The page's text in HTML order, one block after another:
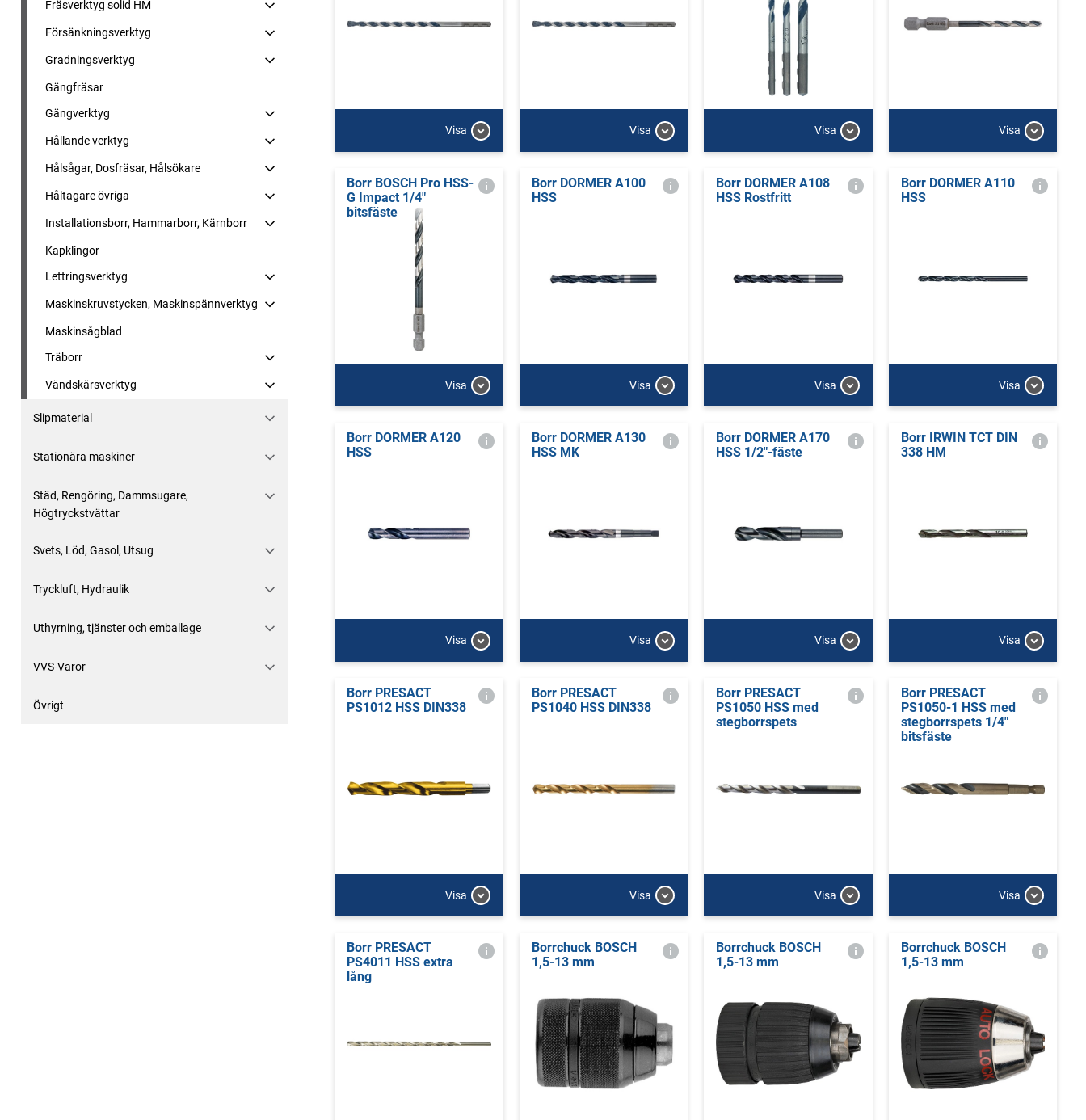
Fräsverktyg solid HM
Försänkningsverktyg
Gradningsverktyg
Gängfräsar
Gängverktyg
Hållande verktyg
Hålsågar, Dosfräsar, Hålsökare
Håltagare övriga
Installationsborr, Hammarborr, Kärnborr
Kapklingor
Lettringsverktyg
Maskinskruvstycken, Maskinspännverktyg
Maskinsågblad
Träborr
Vändskärsverktyg
Slipmaterial
Stationära maskiner
Städ, Rengöring, Dammsugare,
Högtryckstvättar
Svets, Löd, Gasol, Utsug
Tryckluft, Hydraulik
Uthyrning, tjänster och emballage
VVS-Varor
Övrigt
Visa Visa Visa Visa
Borr BOSCH Pro HSS-
G Impact 1/4"
bitsfäste
Visa
Borr DORMER A100
HSS
Visa
Borr DORMER A108
HSS Rostfritt
Visa
Borr DORMER A110
HSS
Visa
Borr DORMER A120
HSS
Visa
Borr DORMER A130
HSS MK
Visa
Borr DORMER A170
HSS 1/2"-fäste
Visa
Borr IRWIN TCT DIN
338 HM
Visa
Borr PRESACT
PS1012 HSS DIN338
Visa
Borr PRESACT
PS1040 HSS DIN338
Visa
Borr PRESACT
PS1050 HSS med
stegborrspets
Visa
Borr PRESACT
PS1050-1 HSS med
stegborrspets 1/4"
bitsfäste
Visa
Borr PRESACT
PS4011 HSS extra
lång
Borrchuck BOSCH
1,5-13 mm
Borrchuck BOSCH
1,5-13 mm
Borrchuck BOSCH
1,5-13 mm